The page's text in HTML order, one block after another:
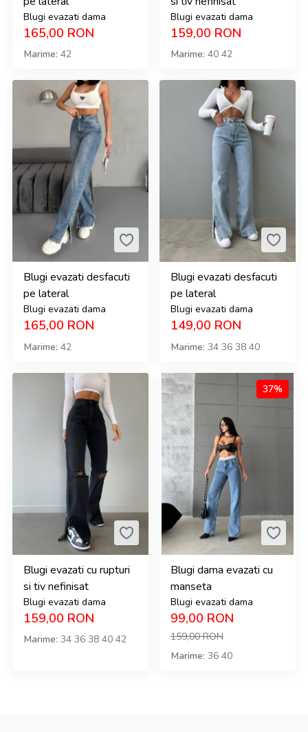
Blugi evazati dama
165,00 RON
Marime 42
Blugi evazati dama
159,00 RON
Marime 40 42
Blugi evazati desfacuti
pe lateral
Blugi evazati dama
165,00 RON
Marime 42
Blugi evazati desfacuti
pe lateral
Blugi evazati dama
149,00 RON
Marime 34 36 38 40
Blugi evazati cu rupturi
si tiv nefinisat
Blugi evazati dama
159,00 RON
Marime 34 36 38 40 42
37%
Blugi dama evazati cu
manseta
Blugi evazati dama
99,00 RON
159,00RON
Marime 36 40